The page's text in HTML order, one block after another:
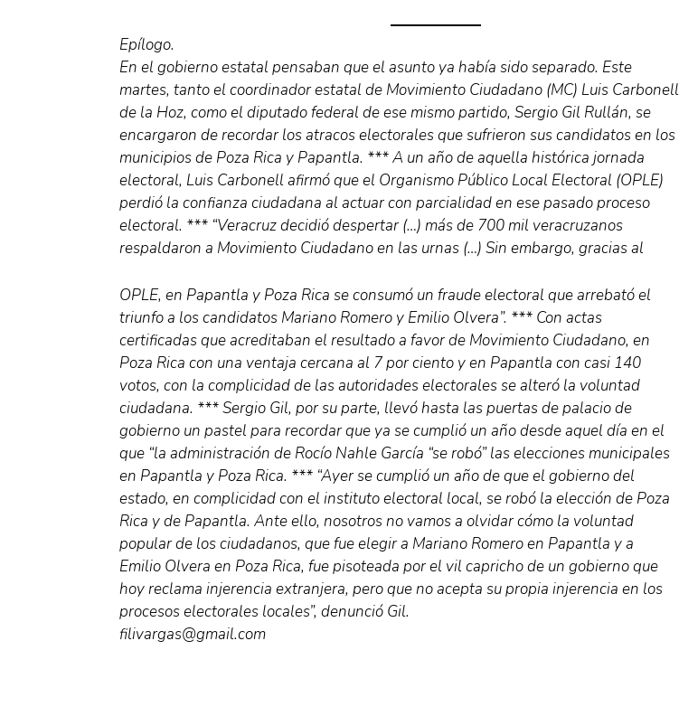
Epílogo.
En el gobierno estatal pensaban que el asunto ya había sido separado. Este
martes, tanto el coordinador estatal de Movimiento Ciudadano (MC) Luis Carbonell
de la Hoz, como el diputado federal de ese mismo partido, Sergio Gil Rullán, se
encargaron de recordar los atracos electorales que sufrieron sus candidatos en los
municipios de Poza Rica y Papantla. *** A un año de aquella histórica jornada
electoral, Luis Carbonell afirmó que el Organismo Público Local Electoral (OPLE)
perdió la confianza ciudadana al actuar con parcialidad en ese pasado proceso
electoral. *** “Veracruz decidió despertar (…) más de 700 mil veracruzanos
respaldaron a Movimiento Ciudadano en las urnas (…) Sin embargo, gracias al
OPLE, en Papantla y Poza Rica se consumó un fraude electoral que arrebató el
triunfo a los candidatos Mariano Romero y Emilio Olvera”. *** Con actas
certificadas que acreditaban el resultado a favor de Movimiento Ciudadano, en
Poza Rica con una ventaja cercana al 7 por ciento y en Papantla con casi 140
votos, con la complicidad de las autoridades electorales se alteró la voluntad
ciudadana. *** Sergio Gil, por su parte, llevó hasta las puertas de palacio de
gobierno un pastel para recordar que ya se cumplió un año desde aquel día en el
que “la administración de Rocío Nahle García “se robó” las elecciones municipales
en Papantla y Poza Rica. *** “Ayer se cumplió un año de que el gobierno del
estado, en complicidad con el instituto electoral local, se robó la elección de Poza
Rica y de Papantla. Ante ello, nosotros no vamos a olvidar cómo la voluntad
popular de los ciudadanos, que fue elegir a Mariano Romero en Papantla y a
Emilio Olvera en Poza Rica, fue pisoteada por el vil capricho de un gobierno que
hoy reclama injerencia extranjera, pero que no acepta su propia injerencia en los
procesos electorales locales”, denunció Gil.
filivargas@gmail.com